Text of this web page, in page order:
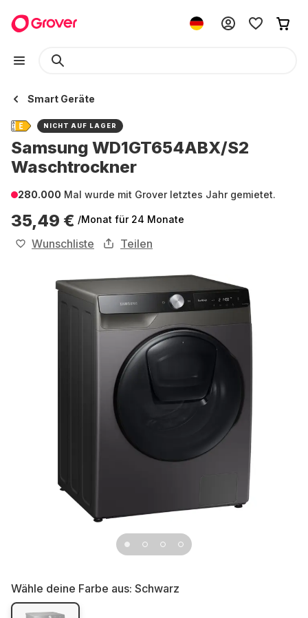
Smart Geräte
NICHT AUF LAGER
Samsung WD1GT654ABX/S2
Waschtrockner
280.000 Mal wurde mit Grover letztes Jahr gemietet.
35,49 € /Monat für 24 Monate
Wunschliste Teilen
Wähle deine Farbe aus: Schwarz